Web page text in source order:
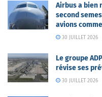
Airbus a bien
second
avions
30 JUILLET 2026
Le groupe
révise ses
30 JUILLET 2026